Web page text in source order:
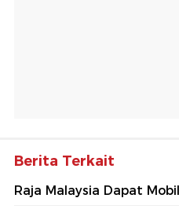
Berita Terkait
Raja Malaysia Dapat